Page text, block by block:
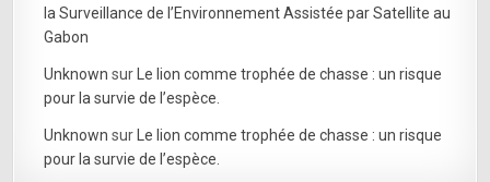
la Surveillance de l’Environnement Assistée par Satellite au
Gabon
Unknown sur
Le lion comme trophée de chasse : un risque
pour la survie de l’espèce.
Unknown sur
Le lion comme trophée de chasse : un risque
pour la survie de l’espèce.